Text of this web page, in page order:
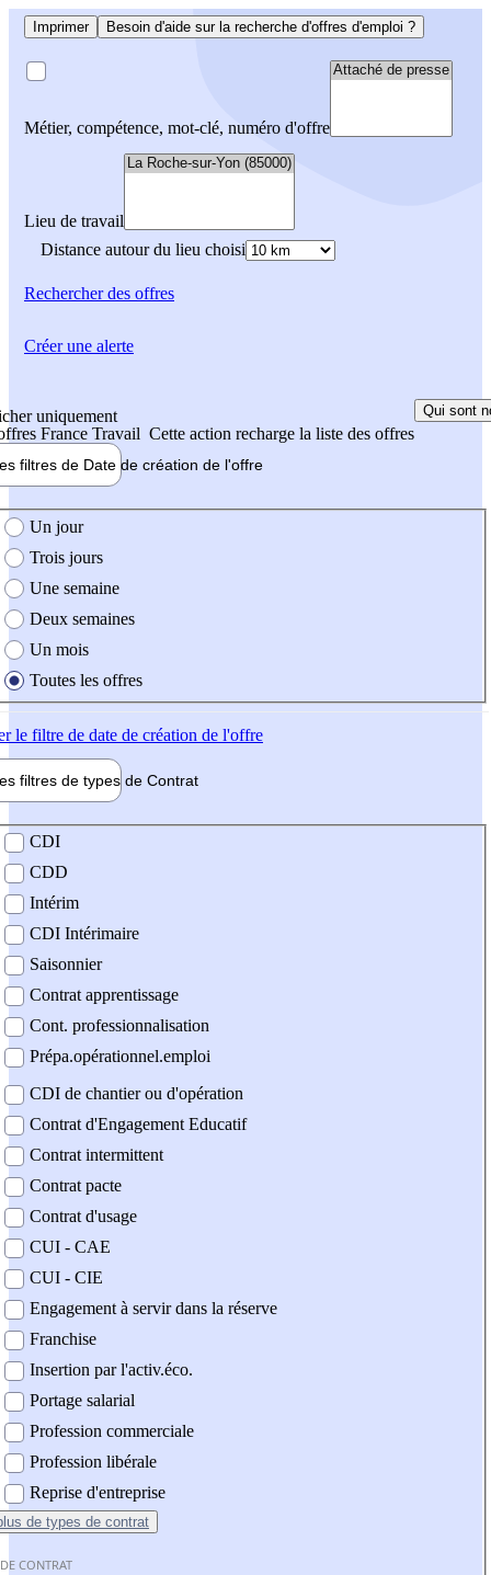
Imprimer Besoin d'aide sur la recherche d'offres d'emploi ?
Métier, compétence, mot-clé, numéro d'offre
Lieu de travail
Distance autour du lieu choisi
Rechercherdes offres
uniquement
France Travail Cette action recharge la liste des offres
Qui sont
filtres de Date de création de l'offre
création de l'offre
Un jour
Trois jours
Une semaine
Deux semaines
Un mois
Toutes les offres
le filtre de date de création de l'offre
filtres de types de Contrat
contrat
CDI
CDD
Intérim
CDI Intérimaire
Saisonnier
Contrat apprentissage
Cont. professionnalisation
Prépa.opérationnel.emploi
CDI de chantier ou d'opération
Contrat d'Engagement Educatif
Contrat intermittent
Contrat pacte
Contrat d'usage
CUI - CAE
CUI - CIE
Engagement à servir dans la réserve
Franchise
Insertion par l'activ.éco.
Portage salarial
Profession commerciale
Profession libérale
Reprise d'entreprise
de types de contrat
CONTRAT
Créer une alerte